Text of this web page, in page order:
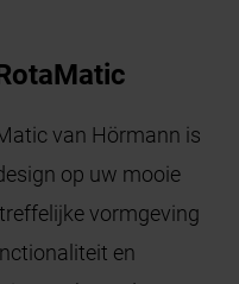
van Hörmann is
op uw mooie
vormgeving
en